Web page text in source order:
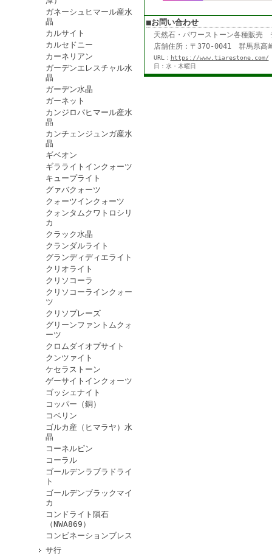
ガネーシュヒマール産水
晶
カルサイト
カルセドニー
カーネリアン
ガーデンエレスチャル水
晶
ガーデン水晶
ガーネット
カンジロバヒマール産水
晶
カンチェンジュンガ産水
晶
ギベオン
ギラライトインクォーツ
キュープライト
グァバクォーツ
クォーツインクォーツ
クォンタムクワトロシリ
カ
クラック水晶
クランダルライト
グランディディエライト
クリオライト
クリソコーラ
クリソコーラインクォー
ツ
クリソプレーズ
グリーンファントムクォ
ーツ
クロムダイオプサイト
クンツァイト
ケセラストーン
ゲーサイトインクォーツ
ゴッシェナイト
コッパー（銅）
コベリン
ゴルカ産（ヒマラヤ）水
晶
コーネルピン
コーラル
ゴールデンラブラドライ
ト
ゴールデンブラックマイ
カ
コンドライト隕石
（NWA869）
コンビネーションブレス
サ行
■お問い合わせ
天然石・パワーストーン各種販
店舗住所：〒370-0041 群馬
URL： https://www.tiarestone.com/
日：水・木曜日